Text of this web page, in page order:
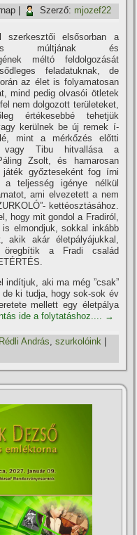
Szerző: mjozef22
szerkesztői elsősorban a
múltjának és
méltó feldolgozását
feladatuknak, de
az élet is folyamatosan
mind pedig olvasói ötletek
nem dolgozott területeket,
értékesebbé tehetjük
kerülnek be új remek í­
mint a mérkőzés előtti
vagy Tibu hitvallása a
Zsolt, és hamarosan
győzteseként fog í­rni
a teljesség igénye nélkül
ami elvezetett a nem
kettéosztásához.
hogy mit gondol a Fradiról,
elmondjuk, sokkal inkább
akik akár életpályájukkal,
öregbí­tik a Fradi család
indí­tjuk, aki ma még ”csak”
ki tudja, hogy sok-sok év
mellett egy életpálya
ide a folytatáshoz.... →
Rédli András,szurkolóink